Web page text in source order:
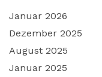
Januar 2026
Dezember 2025
August 2025
Januar 2025